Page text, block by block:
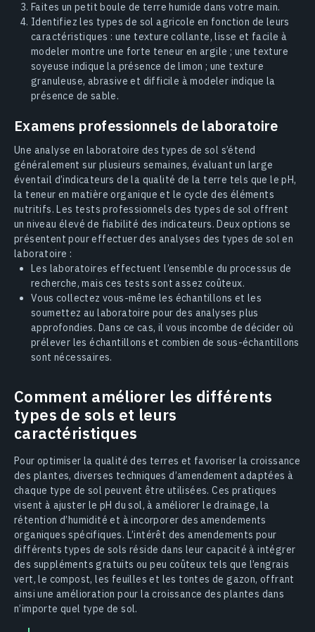
Faites un petit boule de terre humide dans votre main.
Identifiez les types de sol agricole en fonction de leurs
caractéristiques : une texture collante, lisse et facile à
modeler montre une forte teneur en argile ; une texture
soyeuse indique la présence de limon ; une texture
granuleuse, abrasive et difficile à modeler indique la
présence de sable.
Examens professionnels de laboratoire
Une analyse en laboratoire des types de sol s’étend
généralement sur plusieurs semaines, évaluant un large
éventail d’indicateurs de la qualité de la terre tels que le pH,
la teneur en matière organique et le cycle des éléments
nutritifs. Les tests professionnels des types de sol offrent
un niveau élevé de fiabilité des indicateurs. Deux options se
présentent pour effectuer des analyses des types de sol en
laboratoire :
Les laboratoires effectuent l’ensemble du processus de
recherche, mais ces tests sont assez coûteux.
Vous collectez vous-même les échantillons et les
soumettez au laboratoire pour des analyses plus
approfondies. Dans ce cas, il vous incombe de décider où
prélever les échantillons et combien de sous-échantillons
sont nécessaires.
Comment améliorer les différents
types de sols et leurs
caractéristiques
Pour optimiser la qualité des terres et favoriser la croissance
des plantes, diverses techniques d’amendement adaptées à
chaque type de sol peuvent être utilisées. Ces pratiques
visent à ajuster le pH du sol, à améliorer le drainage, la
rétention d’humidité et à incorporer des amendements
organiques spécifiques. L’intérêt des amendements pour
différents types de sols réside dans leur capacité à intégrer
des suppléments gratuits ou peu coûteux tels que l’engrais
vert, le compost, les feuilles et les tontes de gazon, offrant
ainsi une amélioration pour la croissance des plantes dans
n’importe quel type de sol.